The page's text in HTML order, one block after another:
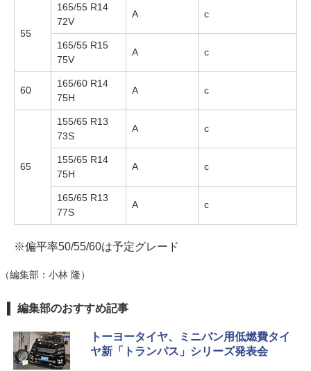
55
165/55 R14
72V
A c
165/55 R15
75V
A c
60
165/60 R14
75H
A c
65
155/65 R13
73S
A c
155/65 R14
75H
A c
165/65 R13
77S
A c
※偏平率50/55/60は予定グレード
（編集部：小林 隆）
編集部のおすすめ記事
トーヨータイヤ、ミニバン用低燃費タイ
ヤ新「トランパス」シリーズ発表会